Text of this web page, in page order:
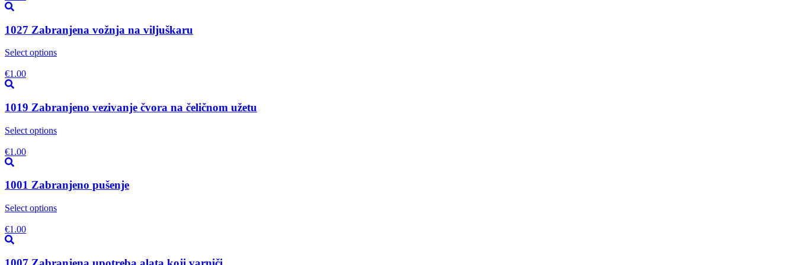
1027 Zabranjena vožnja na viljuškaru
Select options
€1.00
1019 Zabranjeno vezivanje čvora na čeličnom užetu
Select options
€1.00
1001 Zabranjeno pušenje
Select options
€1.00